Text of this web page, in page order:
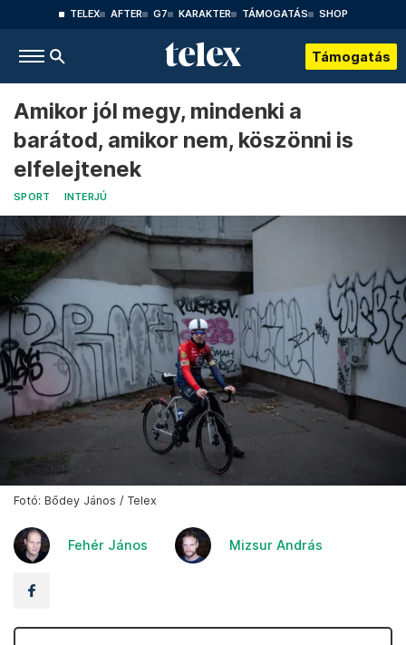
TELEX AFTER G7 KARAKTER TÁMOGATÁS SHOP
Támogatás
Amikor jól megy, mindenki a
barátod, amikor nem, köszönni is
elfelejtenek
SPORT INTERJÚ
Fotó: Bődey János / Telex
Fehér János Mizsur András